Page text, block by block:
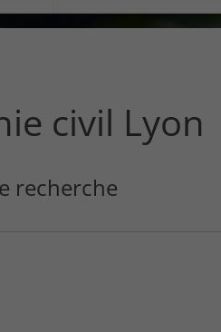
ce
rechercher
?
civil Lyon
recherche